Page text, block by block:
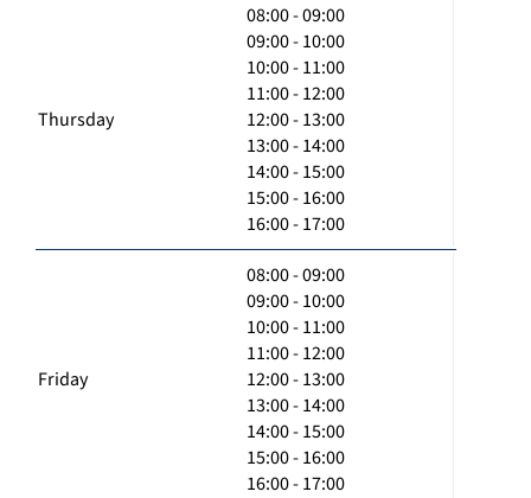
Thursday
08:00 - 09:00
09:00 - 10:00
10:00 - 11:00
11:00 - 12:00
12:00 - 13:00
13:00 - 14:00
14:00 - 15:00
15:00 - 16:00
16:00 - 17:00
Friday
08:00 - 09:00
09:00 - 10:00
10:00 - 11:00
11:00 - 12:00
12:00 - 13:00
13:00 - 14:00
14:00 - 15:00
15:00 - 16:00
16:00 - 17:00